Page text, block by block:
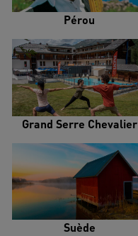
Pérou
Grand Serre Chevalier
Suède